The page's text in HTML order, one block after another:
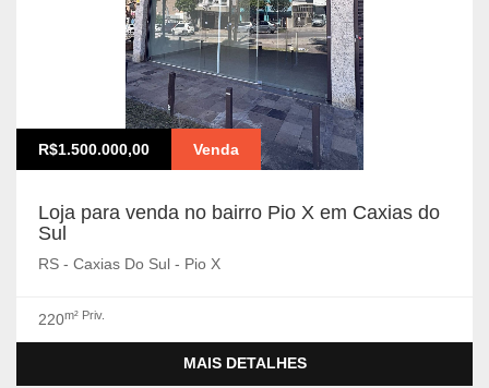
R$1.500.000,00 Venda
Loja para venda no bairro Pio X em Caxias do
Sul
RS - Caxias Do Sul - Pio X
220m² Priv.
MAIS DETALHES